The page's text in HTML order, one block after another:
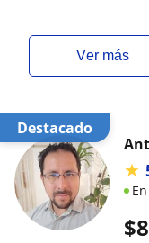
ver más
Destacado
$8
★